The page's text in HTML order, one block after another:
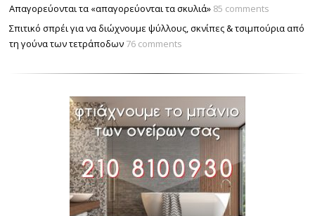
Απαγορεύονται τα «απαγορεύονται τα σκυλιά» 85 comments
Σπιτικό σπρέι για να διώχνουμε ψύλλους, σκνίπες & τσιμπούρια από
τη γούνα των τετράποδων 76 comments